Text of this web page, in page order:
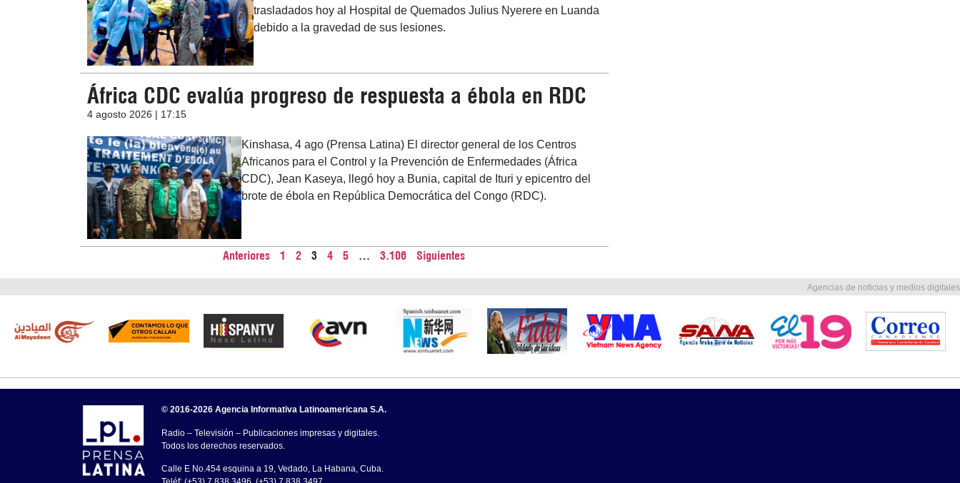
trasladados hoy al Hospital de Quemados Julius Nyerere en Luanda
debido a la gravedad de sus lesiones.
África CDC evalúa progreso de respuesta a ébola en RDC
4 agosto 2026 | 17:15
Kinshasa, 4 ago (Prensa Latina) El director general de los Centros
Africanos para el Control y la Prevención de Enfermedades (África
CDC), Jean Kaseya, llegó hoy a Bunia, capital de Ituri y epicentro del
brote de ébola en República Democrática del Congo (RDC).
Anteriores 1 2 3 4 5 … 3.106 Siguientes
Agencias de noticias y medios digitales
© 2016-2026 Agencia Informativa Latinoamericana S.A.
Radio – Televisión – Publicaciones impresas y digitales.
Todos los derechos reservados.
Calle E No.454 esquina a 19, Vedado, La Habana, Cuba.